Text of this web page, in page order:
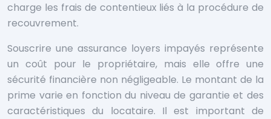
charge les frais de contentieux liés à la procédure de
recouvrement.
Souscrire une assurance loyers impayés représente
un coût pour le propriétaire, mais elle offre une
sécurité financière non négligeable. Le montant de la
prime varie en fonction du niveau de garantie et des
caractéristiques du locataire. Il est important de